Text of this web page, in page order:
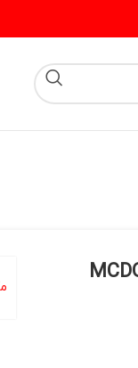
مک دودو (Mcdodo)